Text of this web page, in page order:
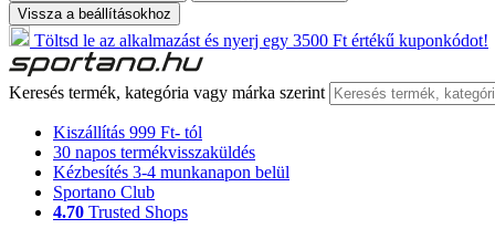
Vissza a beállításokhoz
Töltsd le az alkalmazást és nyerj egy 3500 Ft értékű kuponkódot!
Keresés termék, kategória vagy márka szerint
Kiszállítás 999 Ft- tól
30 napos termékvisszaküldés
Kézbesítés 3-4 munkanapon belül
Sportano Club
4.70 Trusted Shops